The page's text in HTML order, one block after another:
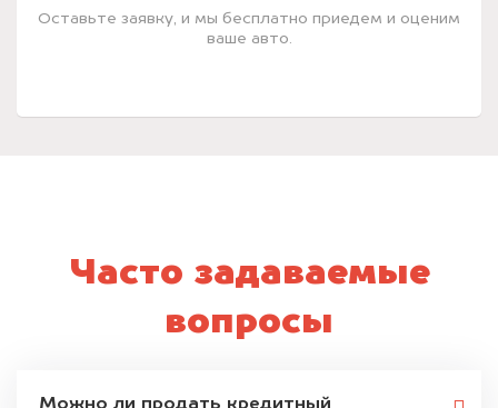
Оставьте заявку, и мы бесплатно приедем и оценим
ваше авто.
Часто задаваемые
вопросы